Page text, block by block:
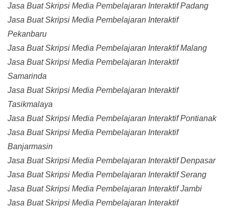
Jasa Buat Skripsi Media Pembelajaran Interaktif Padang
Jasa Buat Skripsi Media Pembelajaran Interaktif
Pekanbaru
Jasa Buat Skripsi Media Pembelajaran Interaktif Malang
Jasa Buat Skripsi Media Pembelajaran Interaktif
Samarinda
Jasa Buat Skripsi Media Pembelajaran Interaktif
Tasikmalaya
Jasa Buat Skripsi Media Pembelajaran Interaktif Pontianak
Jasa Buat Skripsi Media Pembelajaran Interaktif
Banjarmasin
Jasa Buat Skripsi Media Pembelajaran Interaktif Denpasar
Jasa Buat Skripsi Media Pembelajaran Interaktif Serang
Jasa Buat Skripsi Media Pembelajaran Interaktif Jambi
Jasa Buat Skripsi Media Pembelajaran Interaktif